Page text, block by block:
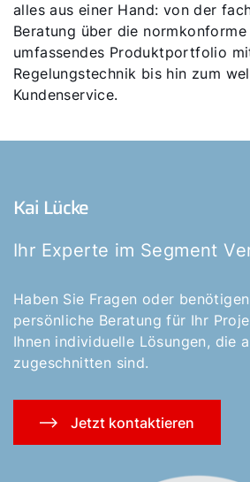
alles aus einer Hand: von der
Beratung über die
umfassendes Produktportfolio
Regelungstechnik bis hin zum
Kundenservice.
Kai Lücke
Ihr Experte im Segment
Haben Sie Fragen oder
persönliche Beratung für Ihr
Ihnen individuelle Lösungen, die
zugeschnitten
Jetzt kontaktieren